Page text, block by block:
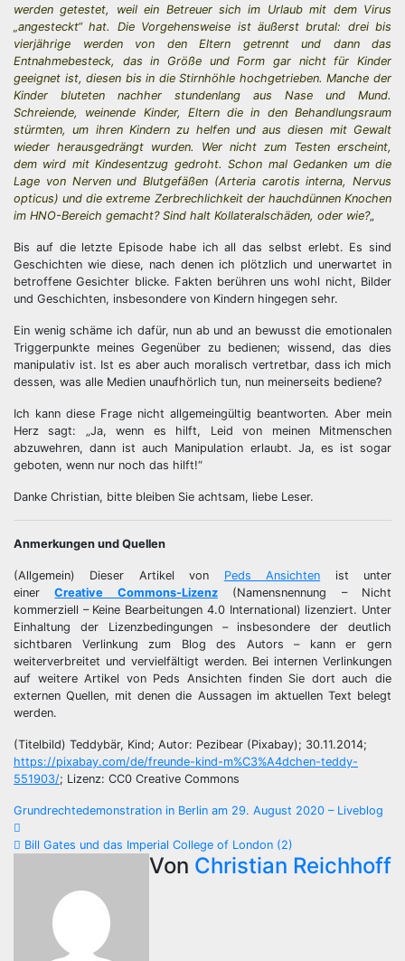
werden getestet, weil ein Betreuer sich im Urlaub mit dem Virus
„angesteckt“ hat. Die Vorgehensweise ist äußerst brutal: drei bis
vierjährige werden von den Eltern getrennt und dann das
Entnahmebesteck, das in Größe und Form gar nicht für Kinder
geeignet ist, diesen bis in die Stirnhöhle hochgetrieben. Manche der
Kinder bluteten nachher stundenlang aus Nase und Mund.
Schreiende, weinende Kinder, Eltern die in den Behandlungsraum
stürmten, um ihren Kindern zu helfen und aus diesen mit Gewalt
wieder herausgedrängt wurden. Wer nicht zum Testen erscheint,
dem wird mit Kindesentzug gedroht. Schon mal Gedanken um die
Lage von Nerven und Blutgefäßen (Arteria carotis interna, Nervus
opticus) und die extreme Zerbrechlichkeit der hauchdünnen Knochen
im HNO-Bereich gemacht? Sind halt Kollateralschäden, oder wie?„
Bis auf die letzte Episode habe ich all das selbst erlebt. Es sind
Geschichten wie diese, nach denen ich plötzlich und unerwartet in
betroffene Gesichter blicke. Fakten berühren uns wohl nicht, Bilder
und Geschichten, insbesondere von Kindern hingegen sehr.
Ein wenig schäme ich dafür, nun ab und an bewusst die emotionalen
Triggerpunkte meines Gegenüber zu bedienen; wissend, das dies
manipulativ ist. Ist es aber auch moralisch vertretbar, dass ich mich
dessen, was alle Medien unaufhörlich tun, nun meinerseits bediene?
Ich kann diese Frage nicht allgemeingültig beantworten. Aber mein
Herz sagt: „Ja, wenn es hilft, Leid von meinen Mitmenschen
abzuwehren, dann ist auch Manipulation erlaubt. Ja, es ist sogar
geboten, wenn nur noch das hilft!“
Danke Christian, bitte bleiben Sie achtsam, liebe Leser.
Anmerkungen und Quellen
(Allgemein) Dieser Artikel von Peds Ansichten ist unter
einerCreative Commons-Lizenz(Namensnennung – Nicht
kommerziell – Keine Bearbeitungen 4.0 International) lizenziert. Unter
Einhaltung der Lizenzbedingungen – insbesondere der deutlich
sichtbaren Verlinkung zum Blog des Autors – kann er gern
weiterverbreitet und vervielfältigt werden. Bei internen Verlinkungen
auf weitere Artikel von Peds Ansichten finden Sie dort auch die
externen Quellen, mit denen die Aussagen im aktuellen Text belegt
werden.
(Titelbild) Teddybär, Kind; Autor: Pezibear (Pixabay); 30.11.2014;
https://pixabay.com/de/freunde-kind-m%C3%A4dchen-teddy-
551903/; Lizenz: CC0 Creative Commons
Beitragsnavigation
Grundrechtedemonstration in Berlin am 29. August 2020 – Liveblog
Bill Gates und das Imperial College of London (2)
Von Christian Reichhoff